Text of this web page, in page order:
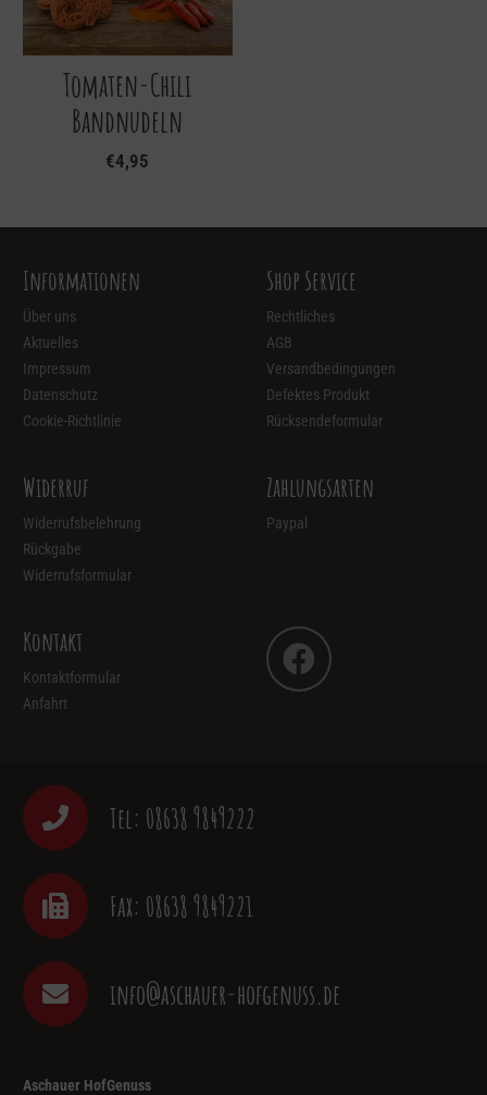
Tomaten-Chili
Bandnudeln
€4,95
Informationen
Über uns
Aktuelles
Impressum
Datenschutz
Cookie-Richtlinie
Shop Service
Rechtliches
AGB
Versandbedingungen
Defektes Produkt
Rücksendeformular
Widerruf
Widerrufsbelehrung
Rückgabe
Widerrufsformular
Zahlungsarten
Paypal
Kontakt
Kontaktformular
Anfahrt
Tel: 08638 9849222
Fax: 08638 9849221
info@aschauer-hofgenuss.de
Aschauer HofGenuss